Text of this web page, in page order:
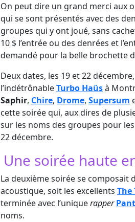
On peut dire un grand merci aux
qui se sont présentés avec des
groupes qui y ont joué, sans
10 $ l’entrée ou des denrées et
demandé pour la belle brochette
Deux dates, les 19 et 22
l’indétrônableTurbo Haüsà
Saphir, Chire, Drome, Supersum
cette soirée qui, aux dires de
sur les noms des groupes pour
22 décembre.
Une soirée haute
La deuxième soirée se composait
acoustique, soit les excellents The
terminée avec l’uniquerapper
noms.